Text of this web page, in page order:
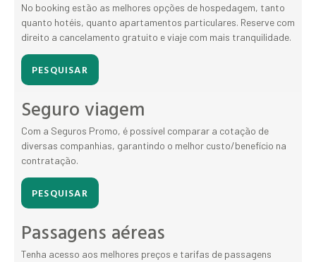
No booking estão as melhores opções de hospedagem, tanto
quanto hotéis, quanto apartamentos particulares. Reserve com
direito a cancelamento gratuito e viaje com mais tranquilidade.
PESQUISAR
Seguro viagem
Com a Seguros Promo, é possível comparar a cotação de
diversas companhias, garantindo o melhor custo/benefício na
contratação.
PESQUISAR
Passagens aéreas
Tenha acesso aos melhores preços e tarifas de passagens